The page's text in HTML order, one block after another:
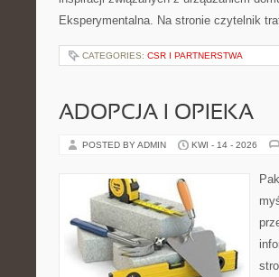
Eksperymentalna. Na stronie czytelnik
CATEGORIES: CSR I PARTNERSTWA
ADOPCJA I OPIEKA
POSTED BY ADMIN KWI - 14 - 2026